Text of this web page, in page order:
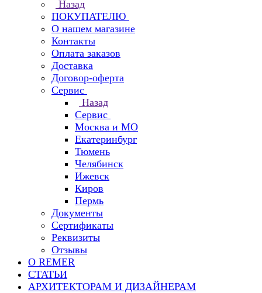
Назад
ПОКУПАТЕЛЮ
О нашем магазине
Контакты
Оплата заказов
Доставка
Договор-оферта
Сервис
Назад
Сервис
Москва и МО
Екатеринбург
Тюмень
Челябинск
Ижевск
Киров
Пермь
Документы
Сертификаты
Реквизиты
Отзывы
О REMER
СТАТЬИ
АРХИТЕКТОРАМ И ДИЗАЙНЕРАМ